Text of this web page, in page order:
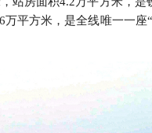
万平方米，是全线唯一一座“